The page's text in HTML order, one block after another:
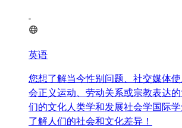
英语
您想了解当今性别问题、社交媒体
会正义运动、劳动关系或宗教表达
们的文化人类学和发展社会学国际
了解人们的社会和文化差异！